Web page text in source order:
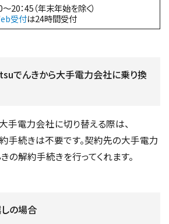
～20：45（年末年始を除く）
受付は24時間受付
でんきから大手電力会社に乗り換
電力会社に切り替える際は、
手続きは不要です。契約先の大手電力
解約手続きを行ってくれます。
の場合